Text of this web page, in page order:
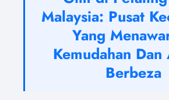
Malaysia: Pusat
Yang
Kemudahan
Berbeza